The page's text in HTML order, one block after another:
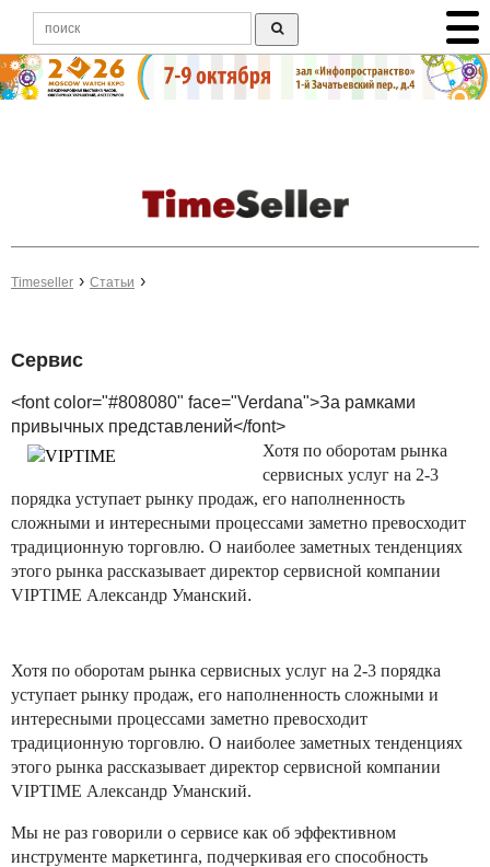
Timeseller Статьи
Сервис
<font color="#808080" face="Verdana">За рамками
привычных представлений</font>
Хотя по оборотам рынка
сервисных услуг на 2-3
порядка уступает рынку продаж, его наполненность
сложными и интересными процессами заметно превосходит
традиционную торговлю. О наиболее заметных тенденциях
этого рынка рассказывает директор сервисной компании
VIPTIME Александр Уманский.
Хотя по оборотам рынка сервисных услуг на 2-3 порядка
уступает рынку продаж, его наполненность сложными и
интересными процессами заметно превосходит
традиционную торговлю. О наиболее заметных тенденциях
этого рынка рассказывает директор сервисной компании
VIPTIME Александр Уманский.
Мы не раз говорили о сервисе как об эффективном
инструменте маркетинга, подчеркивая его способность